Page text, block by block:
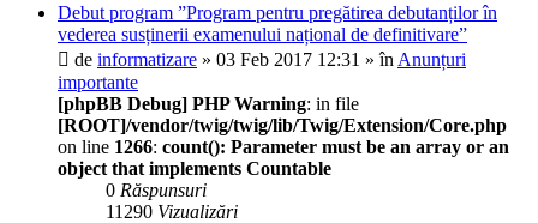
Debut program ”Program pentru pregătirea debutanților în
vederea susținerii examenului național de definitivare”
de informatizare » 03 Feb 2017 12:31 » în Anunțuri
importante
[phpBB Debug] PHP Warning: in file
[ROOT]/vendor/twig/twig/lib/Twig/Extension/Core.php
on line 1266: count(): Parameter must be an array or an
object that implements Countable
0 Răspunsuri
11290 Vizualizări